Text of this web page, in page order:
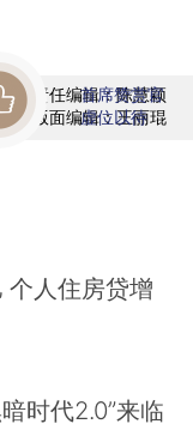
责任编辑：陈慧颖
版面编辑：王丽琨
首席赞赏官
虚位以待
个人住房贷增
时代2.0”来临